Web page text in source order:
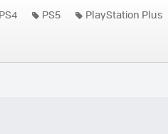
PS4 PS5 PlayStation Plus